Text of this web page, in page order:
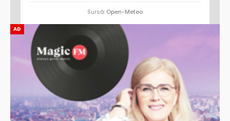
AD
Sursă: Open-Meteo